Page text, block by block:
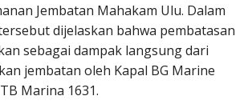
Jembatan Mahakam Ulu. Dalam
dijelaskan bahwa pembatasan
sebagai dampak langsung dari
jembatan oleh Kapal BG Marine
Marina 1631.